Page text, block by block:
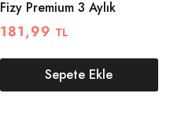
Fizy Premium 3 Aylık
181,99 TL
Sepete Ekle